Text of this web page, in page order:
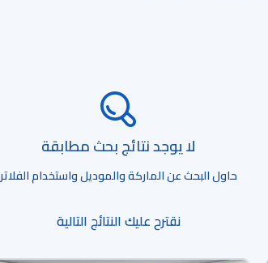
لا يوجد نتائج بحث مطابقة
حاول البحث عن الماركة والموديل واستخدام الفلاتر
نقترح عليك النتائج التالية